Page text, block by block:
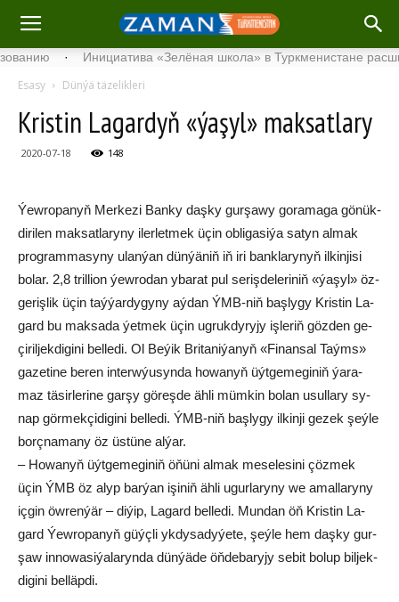
· Инициатива «Зелёная школа» в Туркменистане
Esasy Dünýä täzelikleri
Kris­tin La­gar­dyň «ýa­şyl» mak­sat­la­ry
2020-07-18 148
Ýew­ro­pa­nyň Mer­ke­zi Ban­ky daş­ky gur­şa­wy go­ra­ma­ga gö­nük­
di­ri­len mak­sat­la­ry­ny iler­let­mek üçin ob­li­ga­si­ýa sa­tyn al­mak
prog­ram­ma­sy­ny ulan­ýan dün­ýä­niň iň iri bank­la­rynyň il­kin­ji­si
bo­lar. 2,8 tril­li­on ýew­ro­dan yba­rat pul se­riş­de­le­ri­niň «ýa­şyl» öz­
ge­riş­lik üçin taýýardygy­ny aý­dan ÝMB-niň baş­ly­gy Kris­tin La­
gard bu mak­sa­da ýet­mek üçin ug­ruk­dy­ry­jy iş­le­riň göz­den ge­
çi­ril­jek­di­gi­ni bel­le­di. Ol Be­ýik Bri­ta­ni­ýa­nyň «Fi­nan­sal Taýms»
ga­ze­ti­ne be­ren in­terw­ýu­syn­da ho­wa­nyň üýt­ge­me­gi­niň ýa­ra­
maz tä­sir­le­ri­ne gar­şy gö­reş­de äh­li müm­kin bo­lan usul­la­ry sy­
nap gör­mek­çi­di­gi­ni bel­le­di. ÝMB-niň baş­ly­gy il­kin­ji ge­zek şeý­le
borç­na­ma­ny öz üs­tü­ne al­ýar.
– Ho­wa­nyň üýt­ge­me­gi­niň öňü­ni al­mak me­se­le­si­ni çöz­mek
üçin ÝMB öz alyp bar­ýan işi­niň äh­li ugur­la­ry­ny we amal­la­ry­ny
iç­gin öw­ren­ýär – di­ýip, La­gard bel­le­di. Mun­dan öň Kris­tin La­
gard Ýew­ro­pa­nyň güýç­li yk­dy­sa­dy­ýe­te, şeý­le hem daş­ky gur­
şaw in­no­wa­si­ýa­la­ryn­da dün­ýä­de öň­de­ba­ry­jy se­bit bo­lup bil­jek­
di­gi­ni bel­läp­di.